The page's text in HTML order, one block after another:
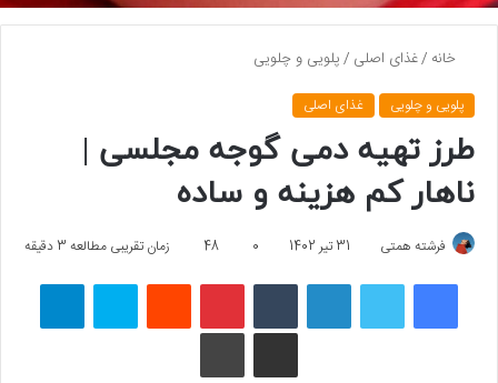
خانه /غذای اصلی /پلویی و چلویی
پلویی و چلویی غذای اصلی
طرز تهیه دمی گوجه مجلسی |
ناهار کم هزینه و ساده
فرشته همتی 31 تیر 1402 0
48 زمان تقریبی مطالعه 3 دقیقه
فیسبوک لینکداین پینتریست اسکایپ
چاپ